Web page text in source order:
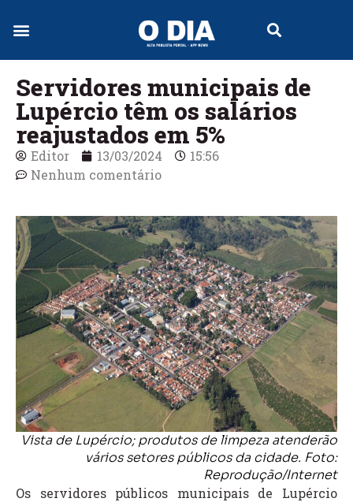
Servidores municipais de
Lupércio têm os salários
reajustados em 5%
Editor 13/03/2024
15:56
Nenhum comentário
Vista de Lupércio; produtos de limpeza atenderão
vários setores públicos da cidade. Foto:
Reprodução/Internet
Os servidores públicos municipais de Lupércio